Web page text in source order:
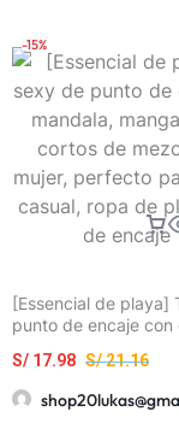
-15%
[Essencial de playa]
punto de encaje con
rasgados para
vacaciones y ropa
casual | Detalles de
S/21.16
S/ 17.98